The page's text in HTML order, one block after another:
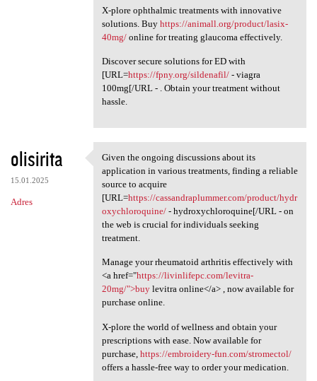
X-plore ophthalmic treatments with innovative
solutions. Buy https://animall.org/product/lasix-
40mg/online for treating glaucoma effectively.
Discover secure solutions for ED with
[URL=https://fpny.org/sildenafil/- viagra
100mg[/URL - . Obtain your treatment without
hassle.
olisirita
15.01.2025
Adres
Given the ongoing discussions
Given the ongoing discussions about its
application in various treatments, finding a reliable
source to acquire
[URL=https://cassandraplummer.com/product/hydr
oxychloroquine/- hydroxychloroquine[/URL - on
the web is crucial for individuals seeking
treatment.
Manage your rheumatoid arthritis effectively with
<a href="https://livinlifepc.com/levitra-
20mg/">buylevitra online</a> , now available for
purchase online.
X-plore the world of wellness and obtain your
prescriptions with ease. Now available for
purchase, https://embroidery-fun.com/stromectol/
offers a hassle-free way to order your medication.